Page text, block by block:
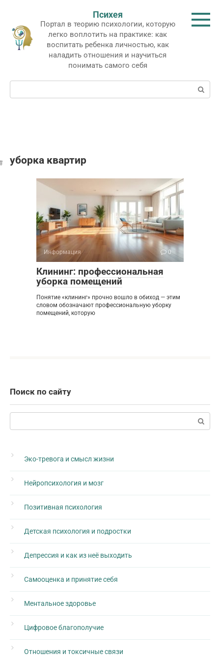
контенту
Психея
Портал в теорию психологии, которую
легко воплотить на практике: как
воспитать ребенка личностью, как
наладить отношения и научиться
понимать самого себя
Поиск:
уборка квартир
Информация 0
Клининг: профессиональная
уборка помещений
Понятие «клининг» прочно вошло в обиход — этим
словом обозначают профессиональную уборку
помещений, которую
Поиск по сайту
Поиск:
Эко-тревога и смысл жизни
Нейропсихология и мозг
Позитивная психология
Детская психология и подростки
Депрессия и как из неё выходить
Самооценка и принятие себя
Ментальное здоровье
Цифровое благополучие
Отношения и токсичные связи